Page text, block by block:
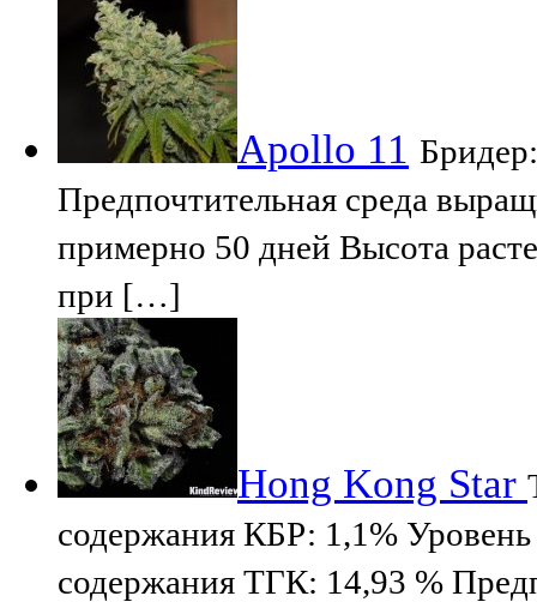
Apollo 11
Предпочтительная среда
примерно 50 дней Высота
при […]
Hong Kong Star
содержания КБР: 1,1%
содержания ТГК: 14,93 %